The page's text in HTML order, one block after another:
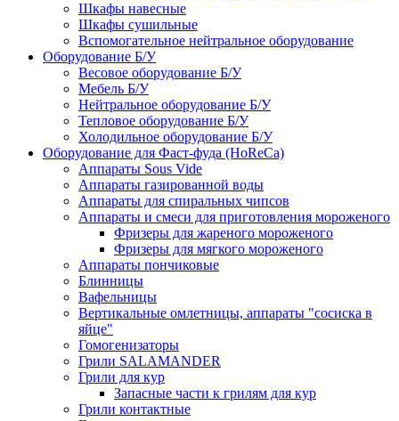
Шкафы навесные
Шкафы сушильные
Вспомогательное нейтральное оборудование
Оборудование Б/У
Весовое оборудование Б/У
Мебель Б/У
Нейтральное оборудование Б/У
Тепловое оборудование Б/У
Холодильное оборудование Б/У
Оборудование для Фаст-фуда (HoReCa)
Аппараты Sous Vide
Аппараты газированной воды
Аппараты для спиральных чипсов
Аппараты и смеси для приготовления мороженого
Фризеры для жареного мороженого
Фризеры для мягкого мороженого
Аппараты пончиковые
Блинницы
Вафельницы
Вертикальные омлетницы, аппараты "сосиска в
яйце"
Гомогенизаторы
Грили SALAMANDER
Грили для кур
Запасные части к грилям для кур
Грили контактные